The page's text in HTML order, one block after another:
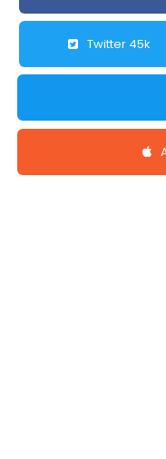
Twitter 45k